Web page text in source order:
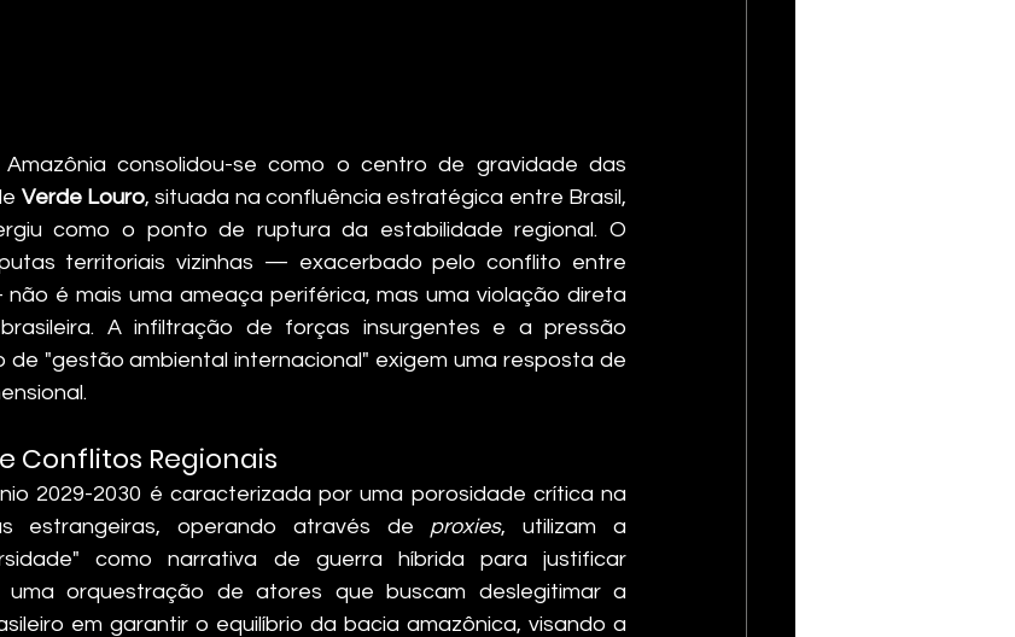
consolidou-se como o centro de gravidade das
Verde Louro, situada na confluência estratégica entre Brasil,
como o ponto de ruptura da estabilidade regional. O
territoriais vizinhas — exacerbado pelo conflito entre
é mais uma ameaça periférica, mas uma violação direta
A infiltração de forças insurgentes e a pressão
"gestão ambiental internacional" exigem uma resposta de
Conflitos Regionais
2029-2030 é caracterizada por uma porosidade crítica na
estrangeiras, operando através de proxies, utilizam a
como narrativa de guerra híbrida para justificar
uma orquestração de atores que buscam deslegitimar a
em garantir o equilíbrio da bacia amazônica, visando a